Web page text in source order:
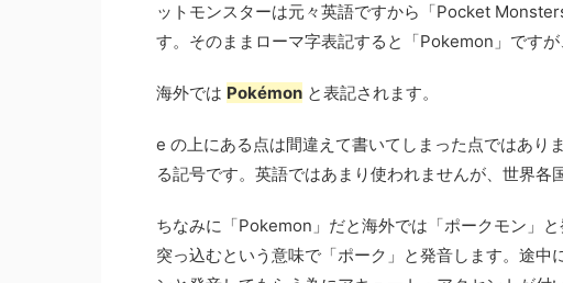
ットモンスターは元々英語ですから「Pocket
す。そのままローマ字表記すると「Pokemon」ですが
海外では Pokémon と表記されます。
e の上にある点は間違えて書いてしまった点ではあり
る記号です。英語ではあまり使われませんが、世界各
ちなみに「Pokemon」だと海外では「ポークモン」
突っ込むという意味で「ポーク」と発音します。途